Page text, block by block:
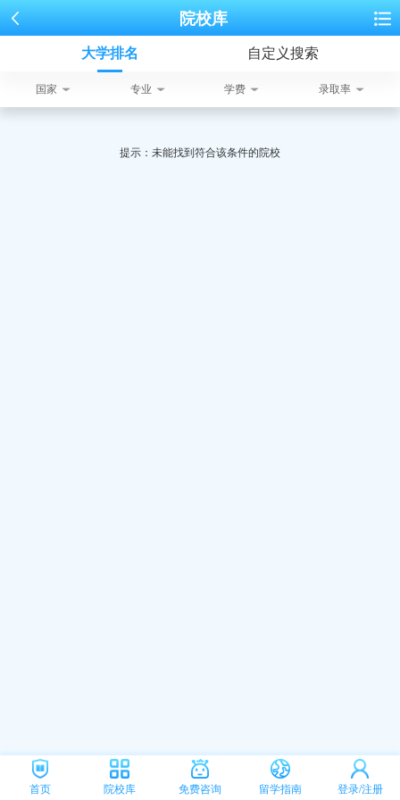
院校库
大学排名 自定义搜索
国家 专业 学费 录取率
提示：未能找到符合该条件的院校
首页 院校库 免费咨询 留学指南 登录/注册